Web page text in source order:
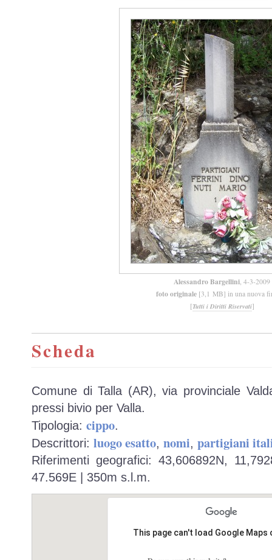
Alessandro Bargellini, 4-3-2009
foto originale [3,1 MB] in una nuova
[Tutti i Diritti Riservati]
Scheda
Comune di Talla (AR), via provinciale
pressi bivio per Valla.
Tipologia: cippo.
Descrittori: luogo esatto, nomi, partigiani
Riferimenti geografici: 43,606892N,
47.569E | 350m s.l.m.
This page can't load Google